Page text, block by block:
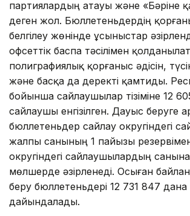
партиялардың атауы және «Бәріне
деген жол. Бюллетеньдердің
белгілеу жөнінде ұсыныстар
офсеттік баспа тәсілімен
полиграфиялық қорғаныс әдісін,
және басқа да деректі қамтиды.
бойынша сайлаушылар тізіміне 12
сайлаушы енгізілген. Дауыс беруге
бюллетеньдер сайлау округіндегі
жалпы санының 1 пайызы
округіндегі сайлаушылардың
мөлшерде әзірленеді. Осыған
беру бюллетеньдері 12 731 847 дана
дайындалады.